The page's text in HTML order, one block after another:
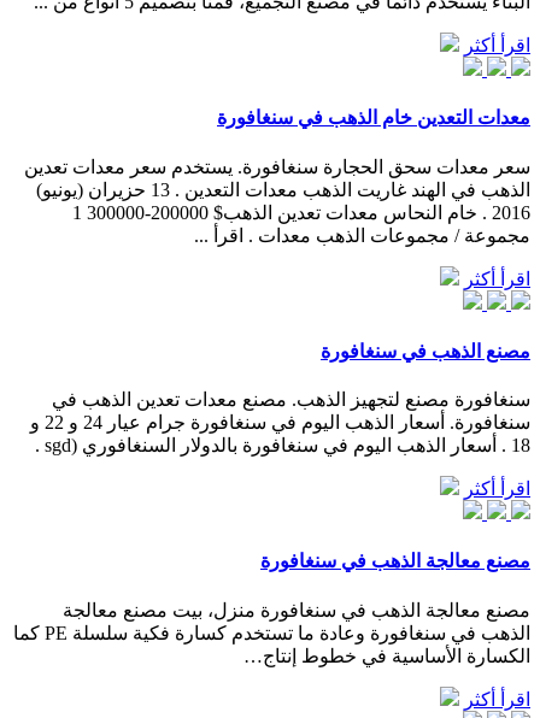
اقرأ أكثر
معدات التعدين خام الذهب في سنغافورة
سعر معدات سحق الحجارة سنغافورة. يستخدم سعر معدات تعدين
الذهب في الهند غاريت الذهب معدات التعدين . 13 حزيران (يونيو)
2016 . خام النحاس معدات تعدين الذهب$ 200000-300000 1
مجموعة / مجموعات الذهب معدات . اقرأ ...
اقرأ أكثر
مصنع الذهب في سنغافورة
سنغافورة مصنع لتجهيز الذهب. مصنع معدات تعدين الذهب في
سنغافورة. أسعار الذهب اليوم في سنغافورة جرام عيار 24 و 22 و
18 . أسعار الذهب اليوم في سنغافورة بالدولار السنغافوري (sgd .
اقرأ أكثر
مصنع معالجة الذهب في سنغافورة
مصنع معالجة الذهب في سنغافورة منزل، بيت مصنع معالجة
الذهب في سنغافورة وعادة ما تستخدم كسارة فكية سلسلة PE كما
الكسارة الأساسية في خطوط إنتاج…
اقرأ أكثر